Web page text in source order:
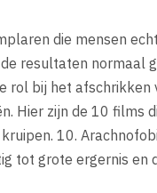
die mensen
resultaten normaal
rol bij het afschrikken
Hier zijn de 10 films
10.
tot grote ergernis en